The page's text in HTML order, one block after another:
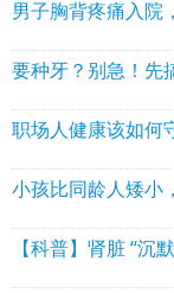
职场人健康该如何
小孩比同龄人矮小